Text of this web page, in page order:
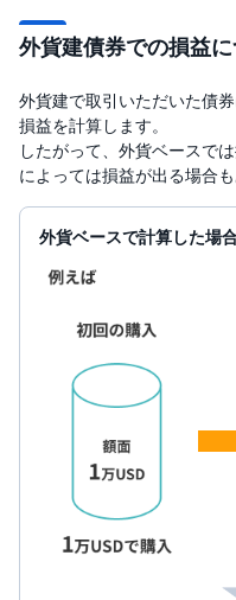
O
)
i
D
e
C
o
外貨建債券での損益
外貨建で取引いただいた債
損益を計算します。
したがって、外貨ベースで
によっては損益が出る場合も
外貨ベースで計算した場